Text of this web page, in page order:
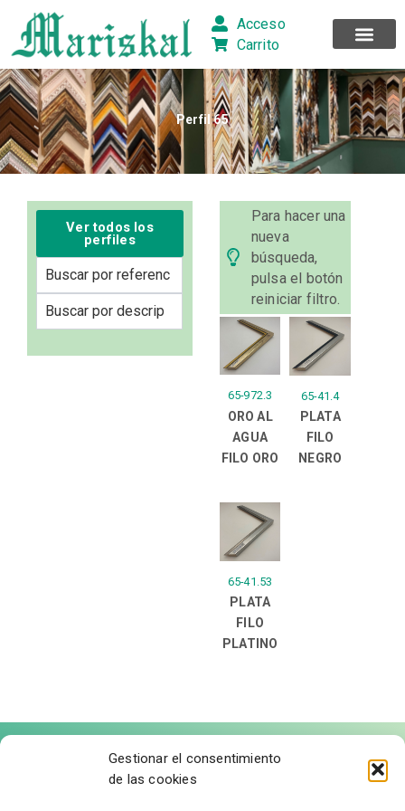
Gestionar el consentimiento
de las cookies
contenido
Acceso
Carrito
Perfil 65
Ver todos los
perfiles
Para hacer una
nueva
búsqueda,
pulsa el botón
reiniciar filtro.
65-972.3
ORO AL
AGUA
FILO ORO
65-41.4
PLATA
FILO
NEGRO
65-41.53
PLATA
FILO
PLATINO